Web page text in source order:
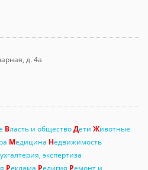
д. 4а
Власть и обществоДети Животные
Медицина Недвижимость
экспертиза
Реклама Религия Ремонт и